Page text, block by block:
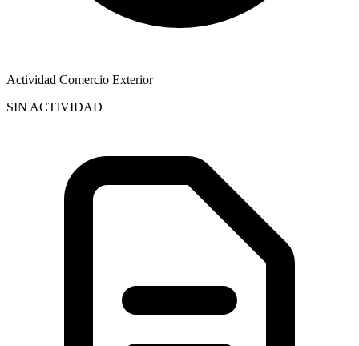
Actividad Comercio Exterior
SIN ACTIVIDAD